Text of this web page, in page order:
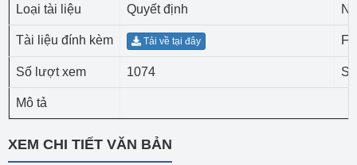
Loại tài liệu Quyết định
Tài liệu đính kèm Tải về tại đây
Số lượt xem 1074
Mô tả
XEM CHI TIẾT VĂN BẢN